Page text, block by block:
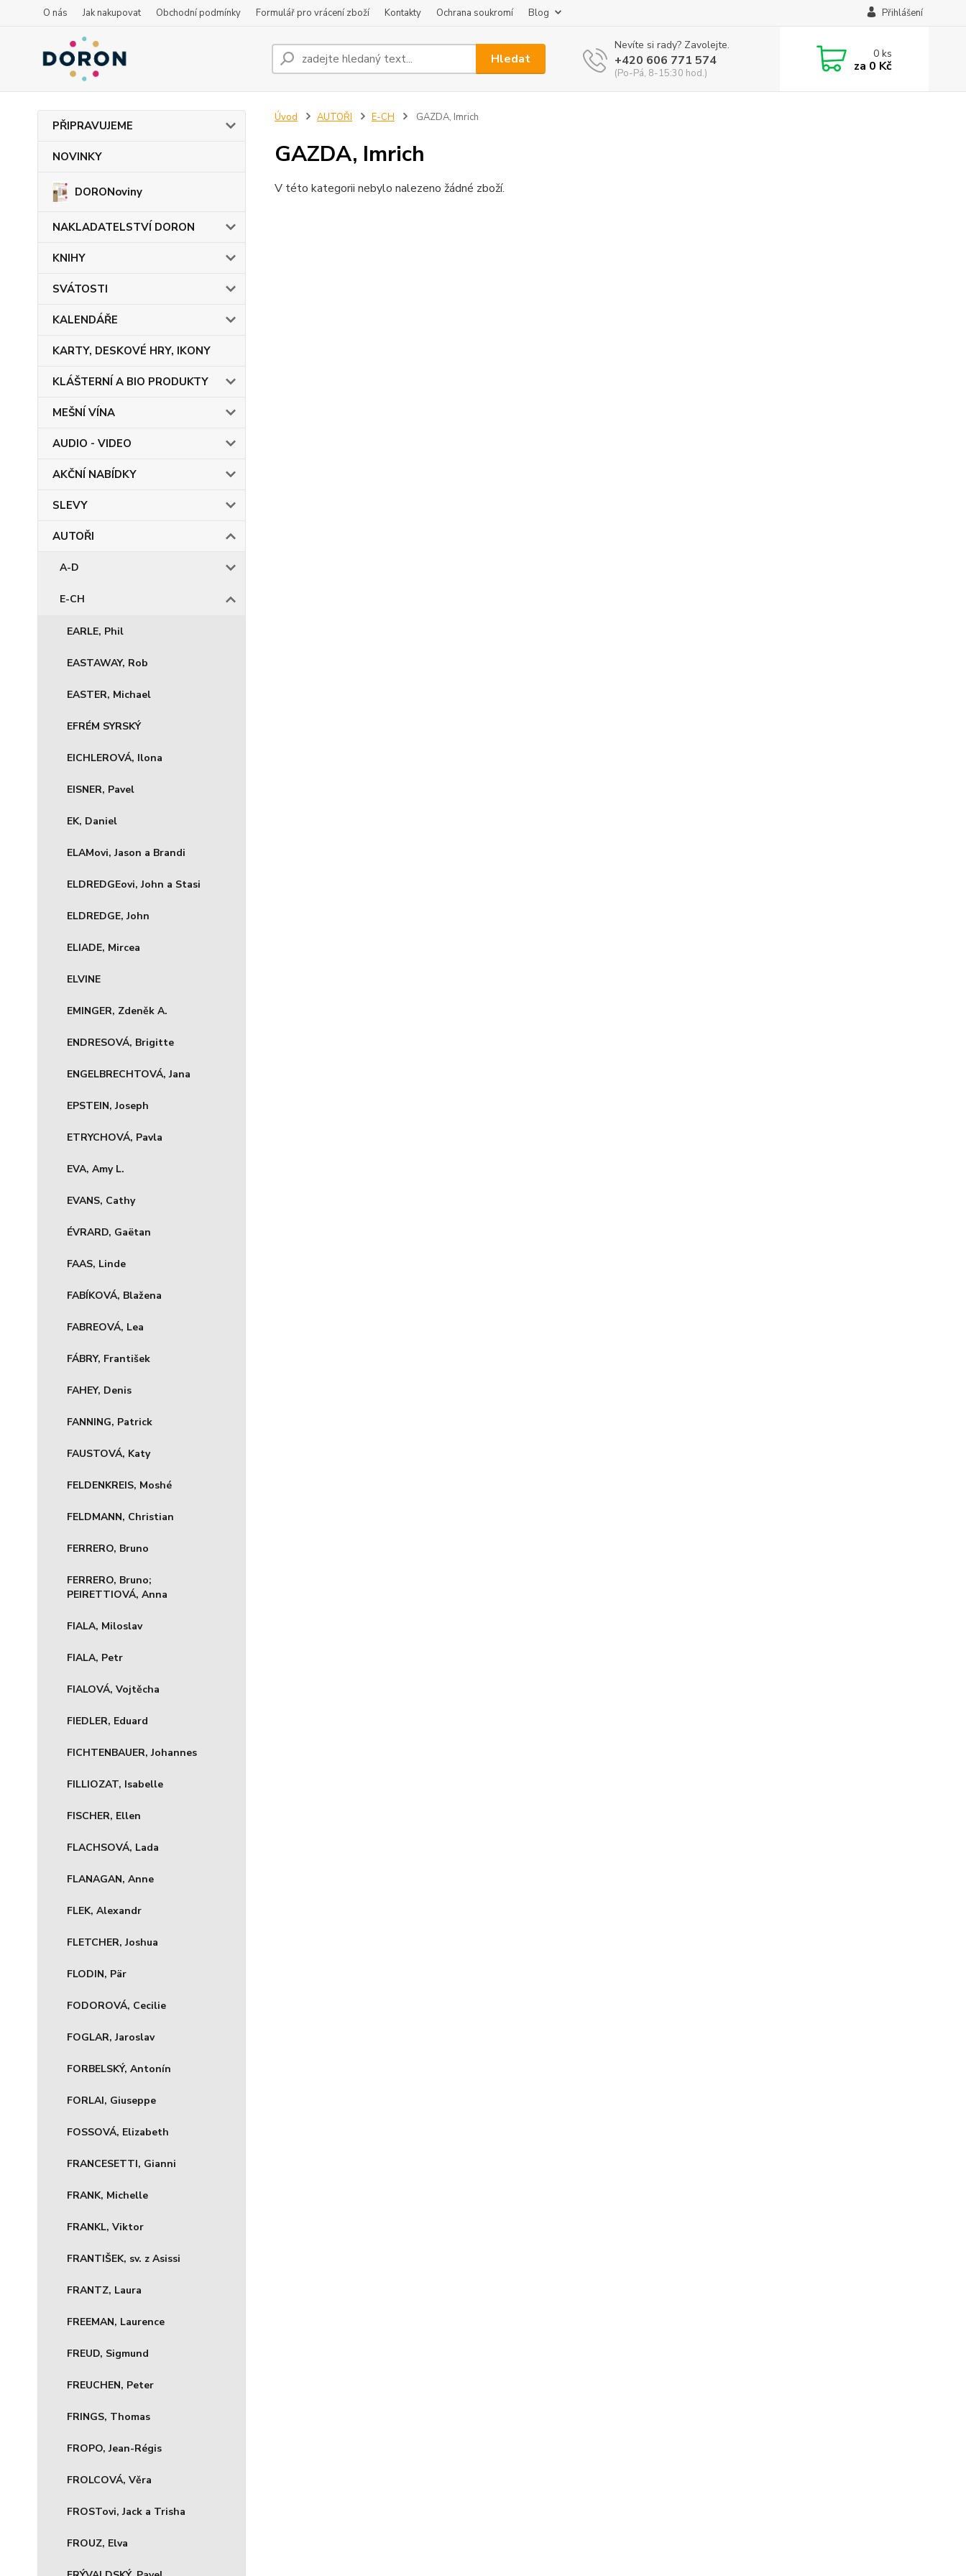
O nás Jak nakupovat Obchodní podmínky Formulář pro vrácení zboží Kontakty Ochrana soukromí Blog Přihlášení
Hledat
Nevíte si rady? Zavolejte.
+420 606 771 574
(Po-Pá, 8-15:30 hod.)
0ks
za 0 Kč
PŘIPRAVUJEME
NOVINKY
DORONoviny
NAKLADATELSTVÍ DORON
KNIHY
SVÁTOSTI
KALENDÁŘE
KARTY, DESKOVÉ HRY, IKONY
KLÁŠTERNÍ A BIO PRODUKTY
MEŠNÍ VÍNA
AUDIO - VIDEO
AKČNÍ NABÍDKY
SLEVY
AUTOŘI
A-D
E-CH
EARLE, Phil
EASTAWAY, Rob
EASTER, Michael
EFRÉM SYRSKÝ
EICHLEROVÁ, Ilona
EISNER, Pavel
EK, Daniel
ELAMovi, Jason a Brandi
ELDREDGEovi, John a Stasi
ELDREDGE, John
ELIADE, Mircea
ELVINE
EMINGER, Zdeněk A.
ENDRESOVÁ, Brigitte
ENGELBRECHTOVÁ, Jana
EPSTEIN, Joseph
ETRYCHOVÁ, Pavla
EVA, Amy L.
EVANS, Cathy
ÉVRARD, Gaëtan
FAAS, Linde
FABÍKOVÁ, Blažena
FABREOVÁ, Lea
FÁBRY, František
FAHEY, Denis
FANNING, Patrick
FAUSTOVÁ, Katy
FELDENKREIS, Moshé
FELDMANN, Christian
FERRERO, Bruno
FERRERO, Bruno;
PEIRETTIOVÁ, Anna
FIALA, Miloslav
FIALA, Petr
FIALOVÁ, Vojtěcha
FIEDLER, Eduard
FICHTENBAUER, Johannes
FILLIOZAT, Isabelle
FISCHER, Ellen
FLACHSOVÁ, Lada
FLANAGAN, Anne
FLEK, Alexandr
FLETCHER, Joshua
FLODIN, Pär
FODOROVÁ, Cecilie
FOGLAR, Jaroslav
FORBELSKÝ, Antonín
FORLAI, Giuseppe
FOSSOVÁ, Elizabeth
FRANCESETTI, Gianni
FRANK, Michelle
FRANKL, Viktor
FRANTIŠEK, sv. z Asissi
FRANTZ, Laura
FREEMAN, Laurence
FREUD, Sigmund
FREUCHEN, Peter
FRINGS, Thomas
FROPO, Jean-Régis
FROLCOVÁ, Věra
FROSTovi, Jack a Trisha
FROUZ, Elva
Úvod AUTOŘI E-CH GAZDA, Imrich
GAZDA, Imrich
V této kategorii nebylo nalezeno žádné zboží.